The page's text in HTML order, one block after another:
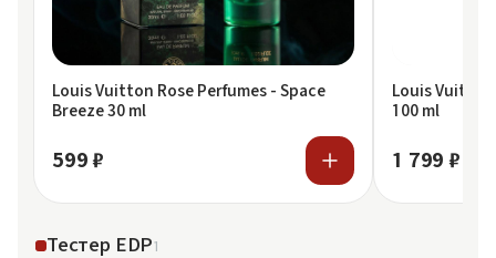
Louis Vuitton Rose Perfumes - Space
Breeze 30 ml
599 ₽
Louis Vuitton
100 ml
1 799 ₽
Тестер EDP1